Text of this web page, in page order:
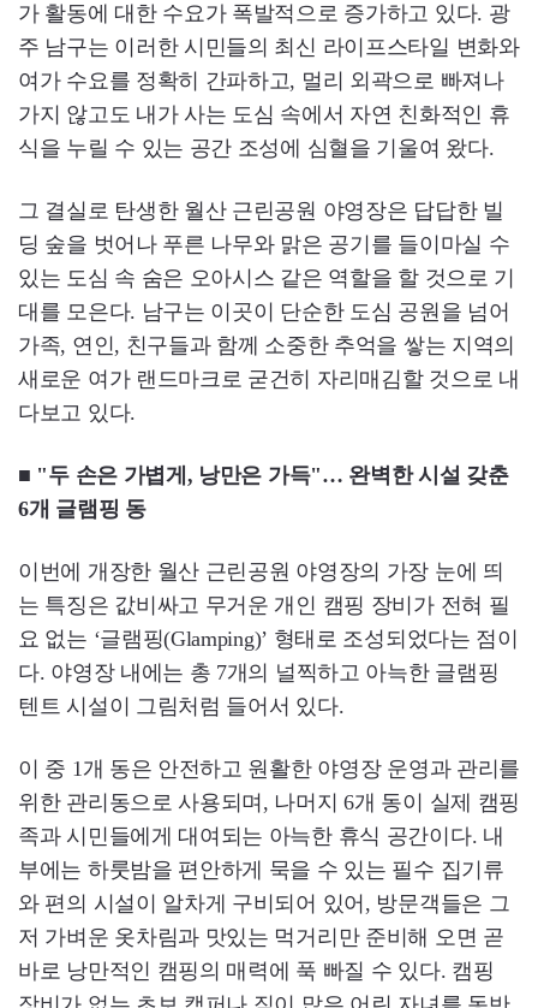
가 활동에 대한 수요가 폭발적으로 증가하고 있다. 광
주 남구는 이러한 시민들의 최신 라이프스타일 변화와
여가 수요를 정확히 간파하고, 멀리 외곽으로 빠져나
가지 않고도 내가 사는 도심 속에서 자연 친화적인 휴
식을 누릴 수 있는 공간 조성에 심혈을 기울여 왔다.
그 결실로 탄생한 월산 근린공원 야영장은 답답한 빌
딩 숲을 벗어나 푸른 나무와 맑은 공기를 들이마실 수
있는 도심 속 숨은 오아시스 같은 역할을 할 것으로 기
대를 모은다. 남구는 이곳이 단순한 도심 공원을 넘어
가족, 연인, 친구들과 함께 소중한 추억을 쌓는 지역의
새로운 여가 랜드마크로 굳건히 자리매김할 것으로 내
다보고 있다.
■ "두 손은 가볍게, 낭만은 가득"… 완벽한 시설 갖춘
6개 글램핑 동
이번에 개장한 월산 근린공원 야영장의 가장 눈에 띄
는 특징은 값비싸고 무거운 개인 캠핑 장비가 전혀 필
요 없는 ‘글램핑(Glamping)’ 형태로 조성되었다는 점이
다. 야영장 내에는 총 7개의 널찍하고 아늑한 글램핑
텐트 시설이 그림처럼 들어서 있다.
이 중 1개 동은 안전하고 원활한 야영장 운영과 관리를
위한 관리동으로 사용되며, 나머지 6개 동이 실제 캠핑
족과 시민들에게 대여되는 아늑한 휴식 공간이다. 내
부에는 하룻밤을 편안하게 묵을 수 있는 필수 집기류
와 편의 시설이 알차게 구비되어 있어, 방문객들은 그
저 가벼운 옷차림과 맛있는 먹거리만 준비해 오면 곧
바로 낭만적인 캠핑의 매력에 푹 빠질 수 있다. 캠핑